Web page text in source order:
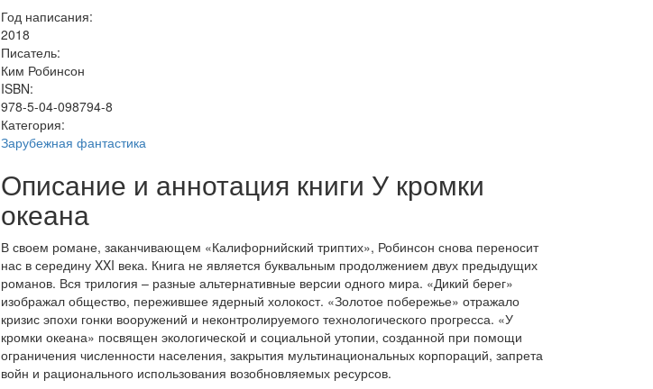
Год написания:
2018
Писатель:
Ким Робинсон
ISBN:
978-5-04-098794-8
Категория:
Зарубежная фантастика
Описание и аннотация книги У кромки
океана
В своем романе, заканчивающем «Калифорнийский триптих», Робинсон снова переносит
нас в середину XXI века. Книга не является буквальным продолжением двух предыдущих
романов. Вся трилогия – разные альтернативные версии одного мира. «Дикий берег»
изображал общество, пережившее ядерный холокост. «Золотое побережье» отражало
кризис эпохи гонки вооружений и неконтролируемого технологического прогресса. «У
кромки океана» посвящен экологической и социальной утопии, созданной при помощи
ограничения численности населения, закрытия мультинациональных корпораций, запрета
войн и рационального использования возобновляемых ресурсов.